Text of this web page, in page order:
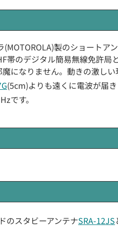
製のショートアン
帯のデジタル簡易無線免許局
になりません。動きの激し
(5cm)よりも遠くに電波が届き
です。
のスタビーアンテナSRA-12JS